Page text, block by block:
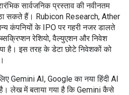
सार्वजनिक प्रस्तावकी नवीनतम
सकते हैं। Rubicon Research, Ather
कंपनियों के IPO पर गहरी नजर डालते
रेशियो, वैल्युएशन और निवेश
है। इस तरह के डेटा छोटे निवेशकों को
Gemini AI, Google का नया हिंदी AI
लेख में बताया गया है कि Gemini कैसे